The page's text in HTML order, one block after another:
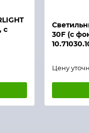
с
30F (с
Цену